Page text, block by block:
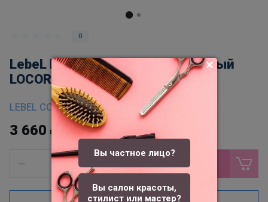
0
LebeL Краситель-уход оттеночный
LOCOR Valencia 300гр
LEBEL COSMETICS
3 660 ₽
В корзину
Вы частное лицо?
Вы салон красоты,
стилист или мастер?